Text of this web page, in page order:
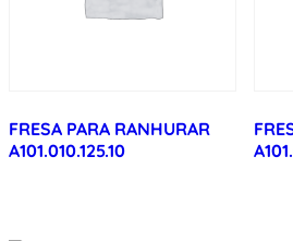
FRESA PARA RANHURAR
A101.010.125.10